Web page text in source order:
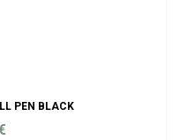
PEN BLACK